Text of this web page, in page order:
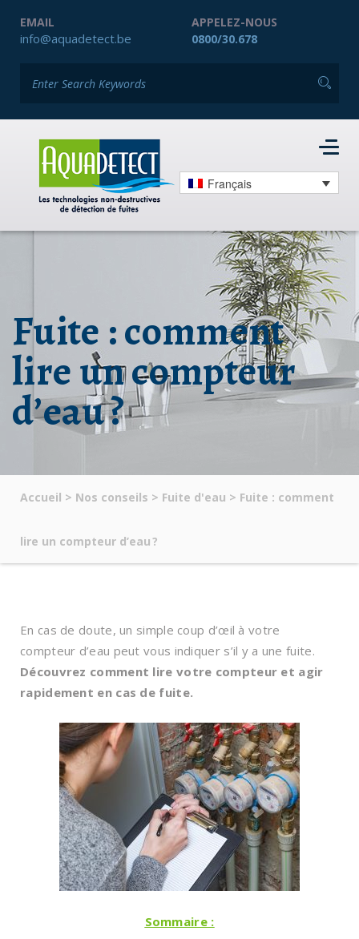
EMAIL
info@aquadetect.be
APPELEZ-NOUS
0800/30.678
Français
Fuite : comment
lire un compteur
d’eau ?
Accueil > Nos conseils > Fuite d'eau > Fuite : comment
lire un compteur d’eau ?
En cas de doute, un simple coup d’œil à votre
compteur d’eau peut vous indiquer s’il y a une fuite.
Découvrez comment lire votre compteur et agir
rapidement en cas de fuite.
Sommaire :